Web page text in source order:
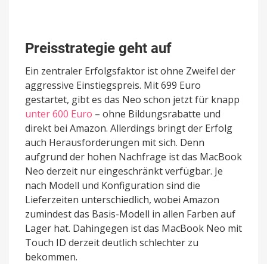
Preisstrategie geht auf
Ein zentraler Erfolgsfaktor ist ohne Zweifel der
aggressive Einstiegspreis. Mit 699 Euro
gestartet, gibt es das Neo schon jetzt für knapp
unter 600 Euro – ohne Bildungsrabatte und
direkt bei Amazon. Allerdings bringt der Erfolg
auch Herausforderungen mit sich. Denn
aufgrund der hohen Nachfrage ist das MacBook
Neo derzeit nur eingeschränkt verfügbar. Je
nach Modell und Konfiguration sind die
Lieferzeiten unterschiedlich, wobei Amazon
zumindest das Basis-Modell in allen Farben auf
Lager hat. Dahingegen ist das MacBook Neo mit
Touch ID derzeit deutlich schlechter zu
bekommen.